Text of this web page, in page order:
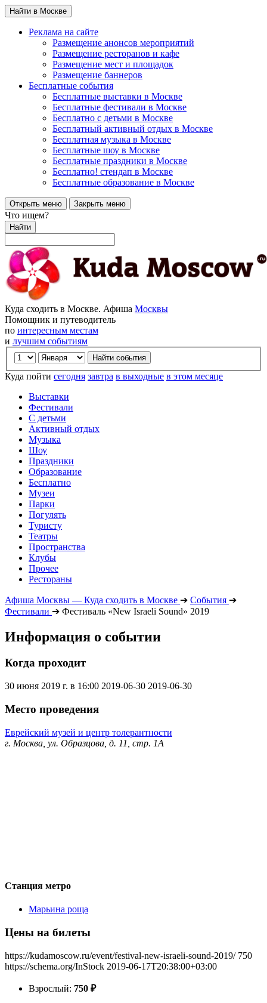
Найти в Москве
Реклама на сайте
Размещение анонсов мероприятий
Размещение ресторанов и кафе
Размещение мест и площадок
Размещение баннеров
Бесплатные события
Бесплатные выставки в Москве
Бесплатные фестивали в Москве
Бесплатно с детьми в Москве
Бесплатный активный отдых в Москве
Бесплатная музыка в Москве
Бесплатные шоу в Москве
Бесплатные праздники в Москве
Бесплатно! стендап в Москве
Бесплатные образование в Москве
Открыть меню Закрыть меню
Что ищем?
Найти
Куда сходить в Москве. Афиша Москвы
Помощник и путеводитель
по интересным местам
и лучшим событиям
Куда пойти сегодня завтра в выходные в этом месяце
Выставки
Фестивали
С детьми
Активный отдых
Музыка
Шоу
Праздники
Образование
Бесплатно
Музеи
Парки
Погулять
Туристу
Театры
Пространства
Клубы
Прочее
Рестораны
Афиша Москвы — Куда сходить в Москве ➔ События ➔
Фестивали ➔ Фестиваль «New Israeli Sound» 2019
Информация о событии
Когда проходит
30 июня 2019 г. в 16:00 2019-06-30 2019-06-30
Место проведения
Еврейский музей и центр толерантности
г. Москва, ул. Образцова, д. 11, стр. 1А
Станция метро
Марьина роща
Цены на билеты
https://kudamoscow.ru/event/festival-new-israeli-sound-2019/ 750
https://schema.org/InStock 2019-06-17T20:38:00+03:00
Взрослый: 750 ₽